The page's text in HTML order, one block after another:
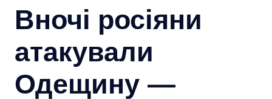
Вночі росіяни
атакували
Одещину —